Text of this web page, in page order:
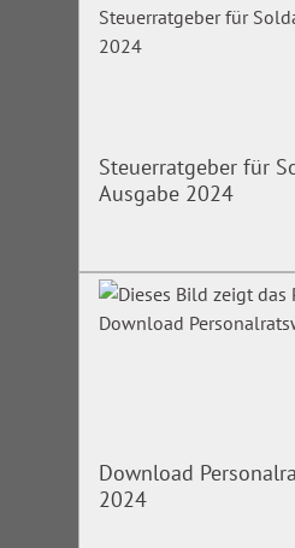
Steuerratgeber für
Ausgabe 2024
Download
2024